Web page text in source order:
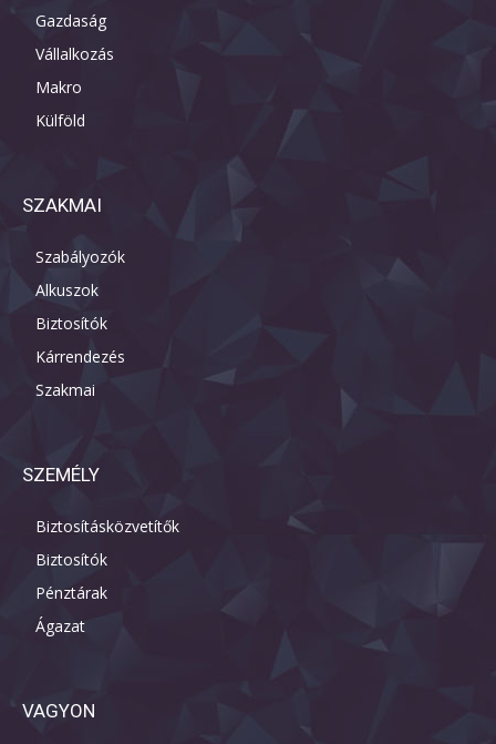
Gazdaság
Vállalkozás
Makro
Külföld
SZAKMAI
Szabályozók
Alkuszok
Biztosítók
Kárrendezés
Szakmai
SZEMÉLY
Biztosításközvetítők
Biztosítók
Pénztárak
Ágazat
VAGYON